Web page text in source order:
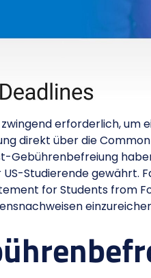
erforderlich, um
direkt über die
Studierende gewährt.
for Students from